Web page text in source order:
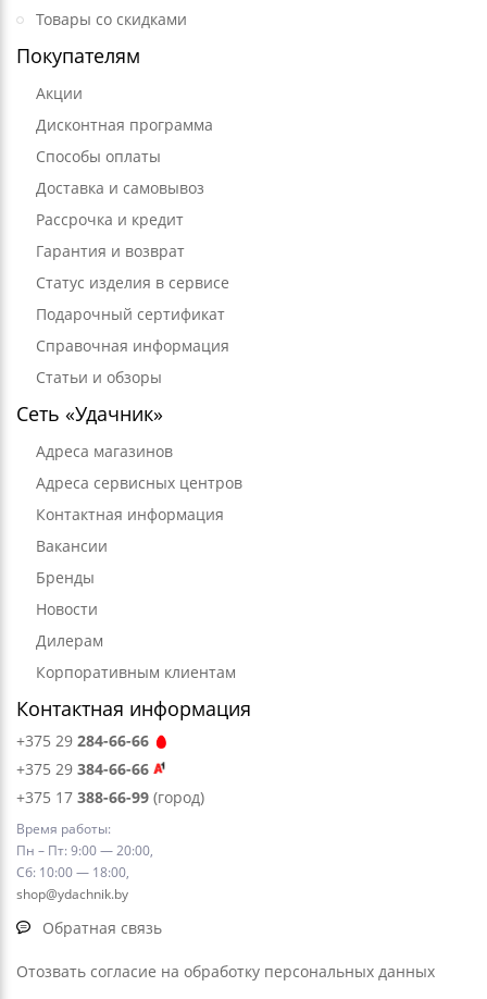
Товары со скидками
Покупателям
Акции
Дисконтная программа
Способы оплаты
Доставка и самовывоз
Рассрочка и кредит
Гарантия и возврат
Статус изделия в сервисе
Подарочный сертификат
Справочная информация
Статьи и обзоры
Сеть «Удачник»
Адреса магазинов
Адреса сервисных центров
Контактная информация
Вакансии
Бренды
Новости
Дилерам
Корпоративным клиентам
Контактная информация
+375 29 284-66-66
+375 29 384-66-66
+375 17 388-66-99 (город)
Время работы:
Пн – Пт: 9:00 — 20:00,
Сб: 10:00 — 18:00,
shop@ydachnik.by
Обратная связь
Отозвать согласие на обработку персональных данных